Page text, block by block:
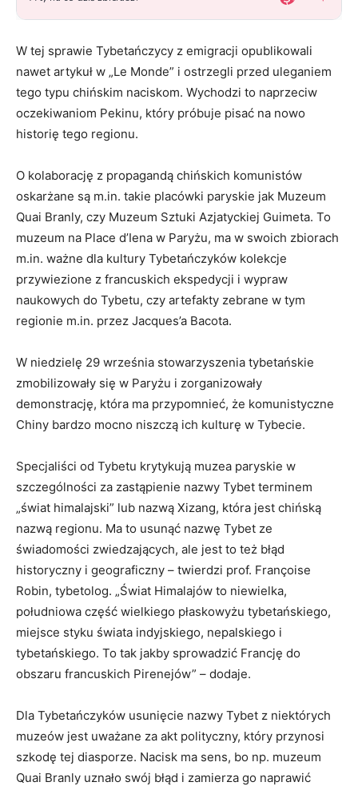
W tej sprawie Tybetańczycy z emigracji opublikowali
nawet artykuł w „Le Monde” i ostrzegli przed uleganiem
tego typu chińskim naciskom. Wychodzi to naprzeciw
oczekiwaniom Pekinu, który próbuje pisać na nowo
historię tego regionu.
O kolaborację z propagandą chińskich komunistów
oskarżane są m.in. takie placówki paryskie jak Muzeum
Quai Branly, czy Muzeum Sztuki Azjatyckiej Guimeta. To
muzeum na Place d’Iena w Paryżu, ma w swoich zbiorach
m.in. ważne dla kultury Tybetańczyków kolekcje
przywiezione z francuskich ekspedycji i wypraw
naukowych do Tybetu, czy artefakty zebrane w tym
regionie m.in. przez Jacques’a Bacota.
W niedzielę 29 września stowarzyszenia tybetańskie
zmobilizowały się w Paryżu i zorganizowały
demonstrację, która ma przypomnieć, że komunistyczne
Chiny bardzo mocno niszczą ich kulturę w Tybecie.
Specjaliści od Tybetu krytykują muzea paryskie w
szczególności za zastąpienie nazwy Tybet terminem
„świat himalajski” lub nazwą Xizang, która jest chińską
nazwą regionu. Ma to usunąć nazwę Tybet ze
świadomości zwiedzających, ale jest to też błąd
historyczny i geograficzny – twierdzi prof. Françoise
Robin, tybetolog. „Świat Himalajów to niewielka,
południowa część wielkiego płaskowyżu tybetańskiego,
miejsce styku świata indyjskiego, nepalskiego i
tybetańskiego. To tak jakby sprowadzić Francję do
obszaru francuskich Pirenejów” – dodaje.
Dla Tybetańczyków usunięcie nazwy Tybet z niektórych
muzeów jest uważane za akt polityczny, który przynosi
szkodę tej diasporze. Nacisk ma sens, bo np. muzeum
Quai Branly uznało swój błąd i zamierza go naprawić